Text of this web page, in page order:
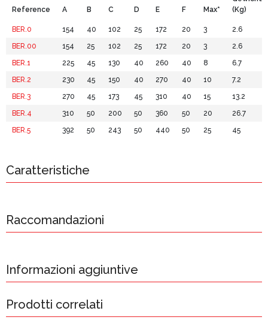
Reference A B C D E F Max*
(Kg)
BER.0 154 40 102 25 172 20 3
2.6
BER.00
154 25 102 25 172 20 3
2.6
BER.1
225 45 130 40 260 40 8
6.7
BER.2
230 45 150 40 270 40 10
7.2
BER.3
270 45 173 45 310 40 15
13.2
BER.4
310 50 200 50 360 50 20
26.7
BER.5
392 50 243 50 440 50 25 45
Caratteristiche
Raccomandazioni
Informazioni aggiuntive
Prodotti correlati